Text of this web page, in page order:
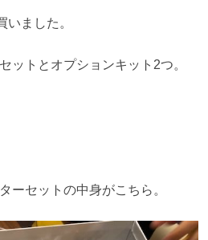
ました。
ットとオプションキット2つ。
ーセットの中身がこちら。